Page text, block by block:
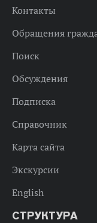
Контакты
Обращения
Поиск
Обсуждения
Подписка
Справочник
Карта сайта
Экскурсии
English
СТРУКТУРА